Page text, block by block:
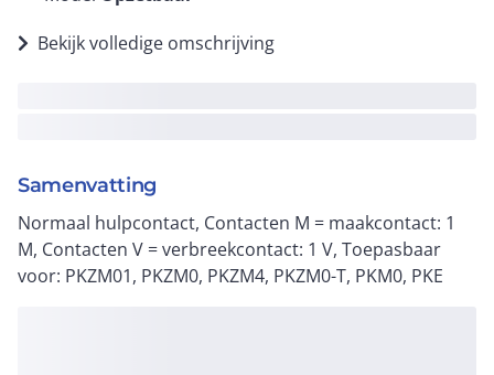
Bekijk volledige omschrijving
Samenvatting
Normaal hulpcontact, Contacten M = maakcontact: 1
M, Contacten V = verbreekcontact: 1 V, Toepasbaar
voor: PKZM01, PKZM0, PKZM4, PKZM0-T, PKM0, PKE